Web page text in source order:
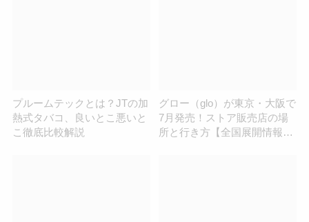
プルームテックとは？JTの加
熱式タバコ、良いとこ悪いと
こ徹底比較解説
グロー（glo）が東京・大阪で
7月発売！ストア販売店の場
所と行き方【全国展開情報